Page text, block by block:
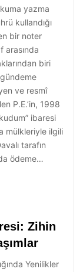
yazma
kullandığı
bir noter
arasında
biri
ve resmî
P.E.’in, 1998
ibaresi
mülkleriyle ilgili
tarafın
ödeme…
Zihin
Yenilikler